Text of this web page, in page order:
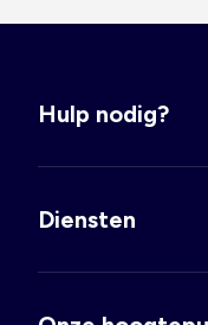
Hulp nodig?
Diensten